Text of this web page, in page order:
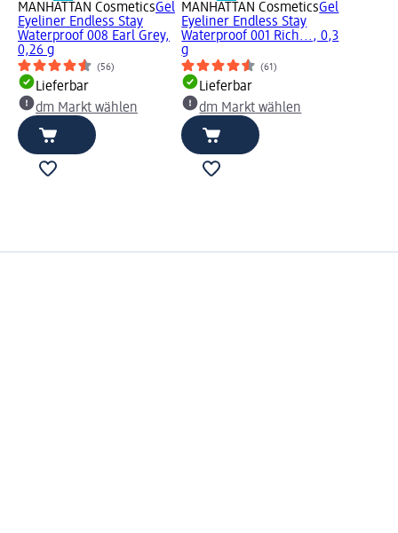
MANHATTAN CosmeticsGel
Eyeliner Endless Stay
Waterproof 008 Earl Grey,
0,26 g
(56)
Lieferbar
dm Markt wählen
MANHATTAN CosmeticsGel
Eyeliner Endless Stay
Waterproof 001 Rich..., 0,3
g
(61)
Lieferbar
dm Markt wählen